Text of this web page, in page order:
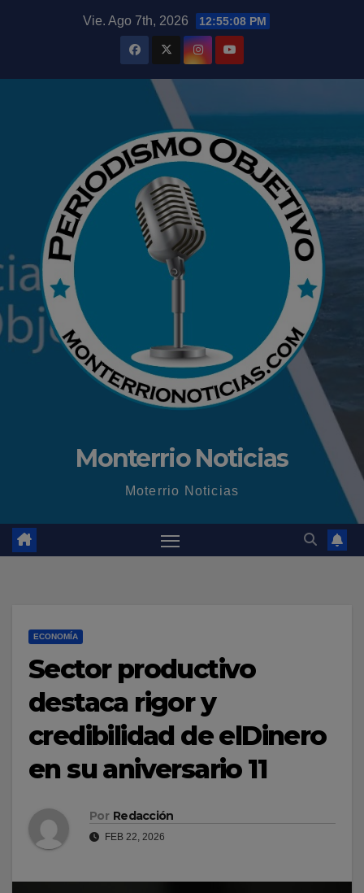
Vie. Ago 7th, 2026 12:55:09 PM
Monterrio Noticias
Moterrio Noticias
ECONOMÍA
Sector productivo
destaca rigor y
credibilidad de elDinero
en su aniversario 11
Por Redacción
FEB 22, 2026
modal-check